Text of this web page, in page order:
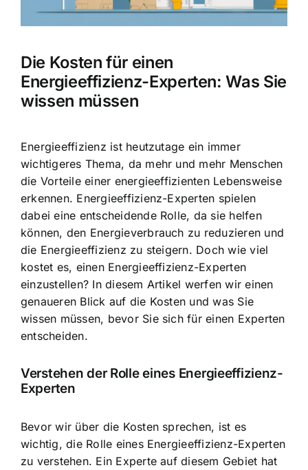
Die Kosten für einen
Energieeffizienz-Experten: Was Sie
wissen müssen
Energieeffizienz ist heutzutage ein immer
wichtigeres Thema, da mehr und mehr Menschen
die Vorteile einer energieeffizienten Lebensweise
erkennen. Energieeffizienz-Experten spielen
dabei eine entscheidende Rolle, da sie helfen
können, den Energieverbrauch zu reduzieren und
die Energieeffizienz zu steigern. Doch wie viel
kostet es, einen Energieeffizienz-Experten
einzustellen? In diesem Artikel werfen wir einen
genaueren Blick auf die Kosten und was Sie
wissen müssen, bevor Sie sich für einen Experten
entscheiden.
Verstehen der Rolle eines Energieeffizienz-
Experten
Bevor wir über die Kosten sprechen, ist es
wichtig, die Rolle eines Energieeffizienz-Experten
zu verstehen. Ein Experte auf diesem Gebiet hat